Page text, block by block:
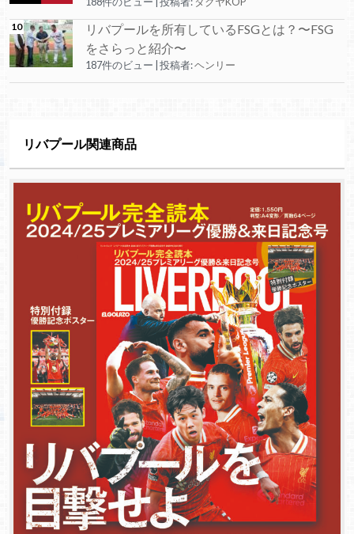
リバプールを所有しているFSGとは？〜FSG
をさらっと紹介〜
187件のビュー 投稿者:ヘンリー
リバプール関連商品